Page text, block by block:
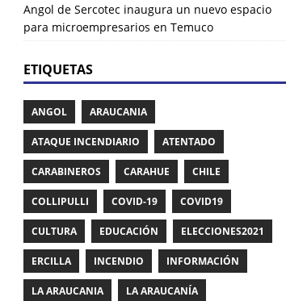
Angol de Sercotec inaugura un nuevo espacio
para microempresarios en Temuco
ETIQUETAS
ANGOL ARAUCANIA
ATAQUE INCENDIARIO ATENTADO
CARABINEROS CARAHUE CHILE
COLLIPULLI COVID-19 COVID19
CULTURA EDUCACIÓN ELECCIONES2021
ERCILLA INCENDIO INFORMACIÓN
LA ARAUCANIA LA ARAUCANÍA